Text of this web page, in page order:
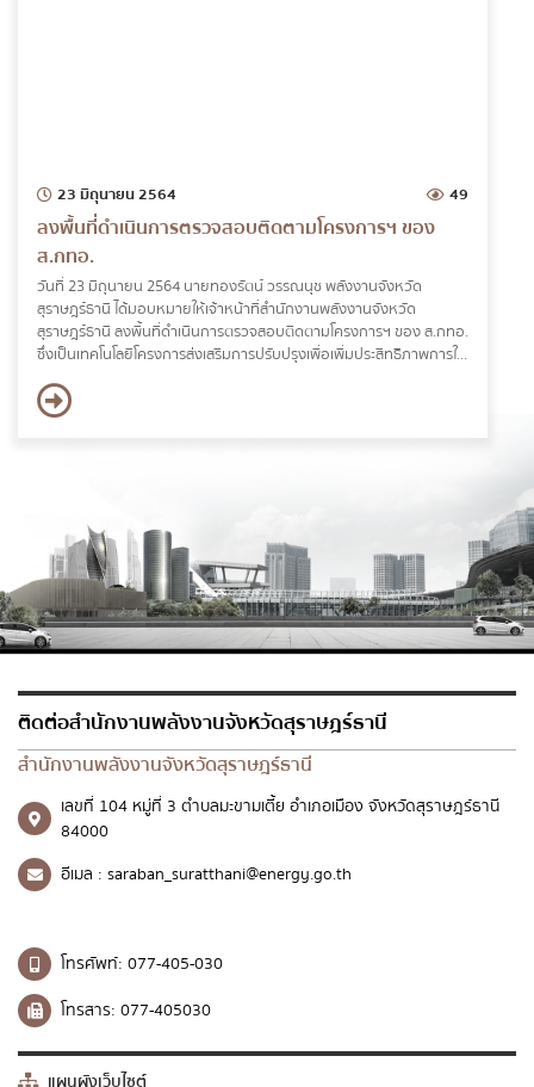
23 มิถุนายน 2564 49
ลงพื้นที่ดำเนินการตรวจสอบติดตามโครงการฯ ของ
ส.กทอ.
วันที่ 23 มิถุนายน 2564 นายทองรัตน์ วรรณนุช พลังงานจังหวัด
สุราษฎร์ธานี ได้มอบหมายให้เจ้าหน้าที่สำนักงานพลังงานจังหวัด
สุราษฎร์ธานี ลงพื้นที่ดำเนินการตรวจสอบติดตามโครงการฯ ของ ส.กทอ.
ซึ่งเป็นเทคโนโลยีโครงการส่งเสริมการปรับปรุงเพื่อเพิ่มประสิทธิภาพการใช้
พลังงานความร้อนด้วยวิธีอุดหนุนผลประหยัด (DSM) ณ บริษัท ท่าฉาง
สวนปาล์มน้ำมันอุตสาหกรรม จำกัด
ติดต่อสำนักงานพลังงานจังหวัดสุราษฎร์ธานี
สำนักงานพลังงานจังหวัดสุราษฎร์ธานี
เลขที่ 104 หมู่ที่ 3 ตำบลมะขามเตี้ย อำเภอเมือง จังหวัดสุราษฎร์ธานี
84000
อีเมล : saraban_suratthani@energy.go.th
โทรศัพท์: 077-405-030
โทรสาร: 077-405030